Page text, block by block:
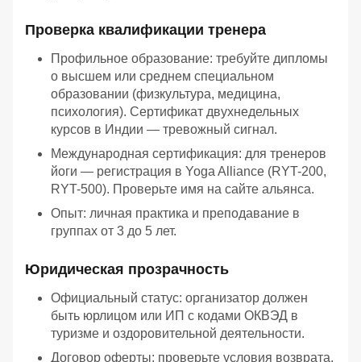
Проверка квалификации тренера
Профильное образование: требуйте дипломы
о высшем или среднем специальном
образовании (физкультура, медицина,
психология). Сертификат двухнедельных
курсов в Индии — тревожный сигнал.
Международная сертификация: для тренеров
йоги — регистрация в Yoga Alliance (RYT-200,
RYT-500). Проверьте имя на сайте альянса.
Опыт: личная практика и преподавание в
группах от 3 до 5 лет.
Юридическая прозрачность
Официальный статус: организатор должен
быть юрлицом или ИП с кодами ОКВЭД в
туризме и оздоровительной деятельности.
Договор оферты: проверьте условия возврата,